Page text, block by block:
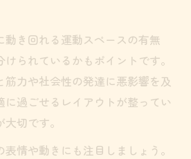
動き回れる運動スペースの有無
られているかもポイントです。
力や社会性の発達に悪影響を及
に過ごせるレイアウトが整ってい
切です。
情や動きにも注目しましょう。